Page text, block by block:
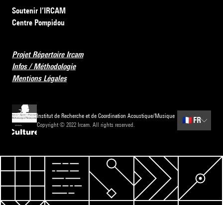
Soutenir l’IRCAM
Centre Pompidou
Projet Répertoire Ircam
Infos / Méthodologie
Mentions Légales
Institut de Recherche et de Coordination Acoustique/Musique
Copyright © 2022 Ircam. All rights reserved.
🇫🇷 FR